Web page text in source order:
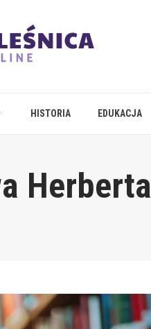
HISTORIA EDUKACJA
Herberta